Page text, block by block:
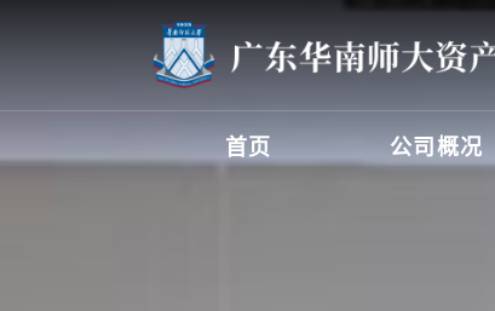
首页 公司概况